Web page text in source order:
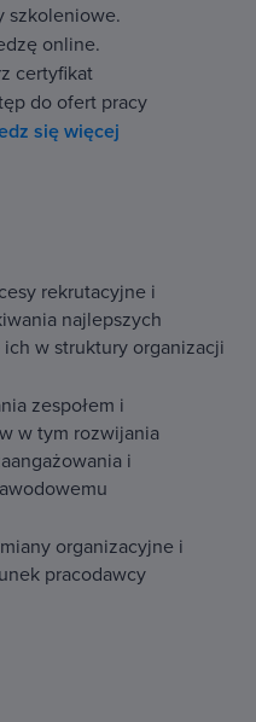
szkoleniowe.
online.
certyfikat
do ofert pracy
się więcej
rekrutacyjne i
najlepszych
w struktury organizacji
zespołem i
w tym rozwijania
i
organizacyjne i
pracodawcy